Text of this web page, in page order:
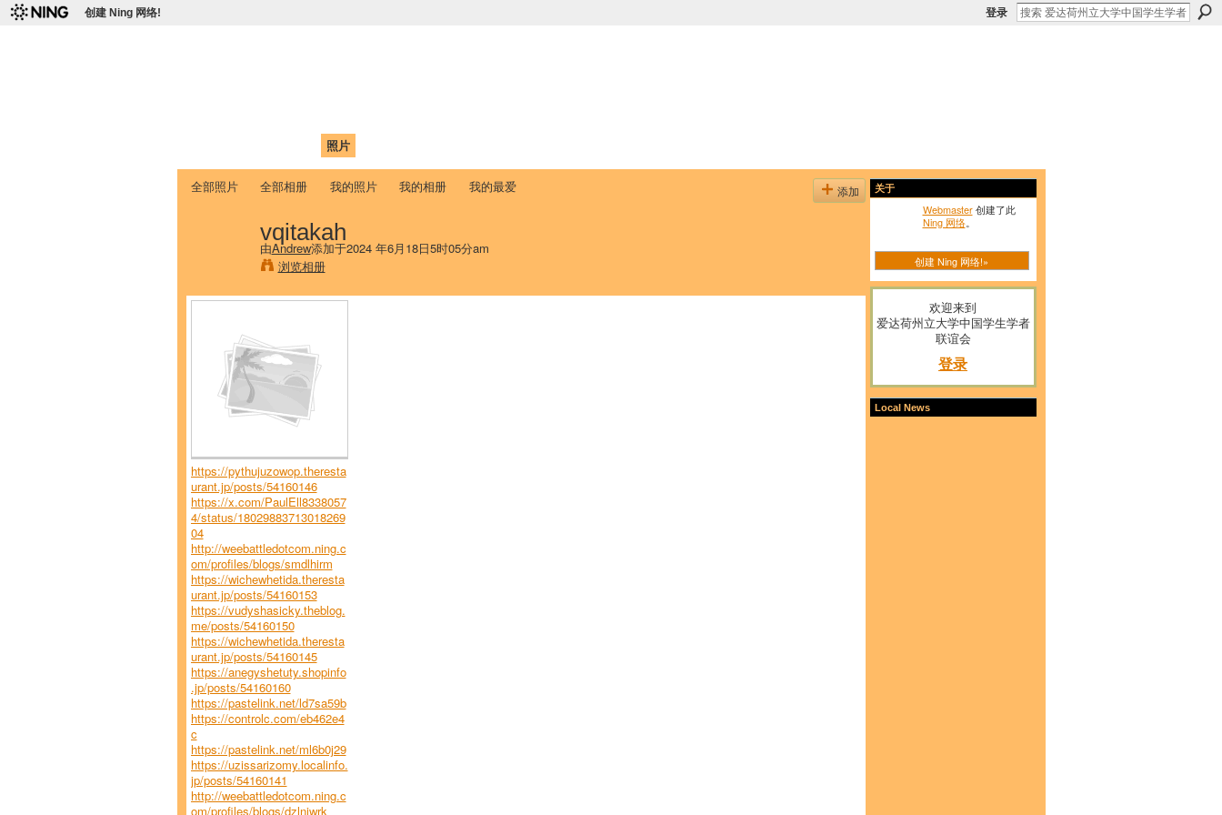
创建 Ning 网络! 登录
照片
全部照片 全部相册 我的照片 我的相册 我的最爱 添加
vqitakah
由Andrew添加于2024 年6月18日5时05分am
浏览相册
https://pythujuzowop.theresta
urant.jp/posts/54160146
https://x.com/PaulEll8338057
4/status/18029883713018269
04
http://weebattledotcom.ning.c
om/profiles/blogs/smdlhirm
https://wichewhetida.theresta
urant.jp/posts/54160153
https://vudyshasicky.theblog.
me/posts/54160150
https://wichewhetida.theresta
urant.jp/posts/54160145
https://anegyshetuty.shopinfo
.jp/posts/54160160
https://pastelink.net/ld7sa59b
https://controlc.com/eb462e4
c
https://pastelink.net/ml6b0j29
https://uzissarizomy.localinfo.
jp/posts/54160141
http://weebattledotcom.ning.c
om/profiles/blogs/dzlniwrk
关于
Webmaster创建了此
Ning 网络。
创建 Ning 网络!»
欢迎来到
爱达荷州立大学中国学生学者
联谊会
登录
Local News